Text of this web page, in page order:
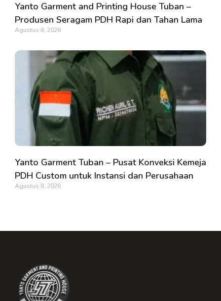
Yanto Garment and Printing House Tuban –
Produsen Seragam PDH Rapi dan Tahan Lama
Agustus 8, 2026
Yanto Garment Tuban – Pusat Konveksi Kemeja
PDH Custom untuk Instansi dan Perusahaan
Agustus 8, 2026